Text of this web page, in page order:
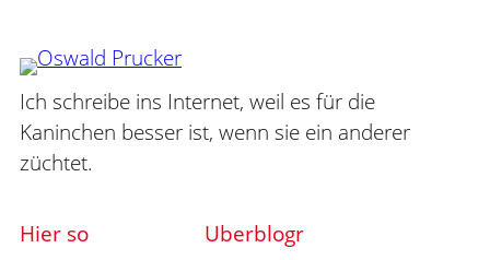
Ich schreibe ins Internet, weil es für die
Kaninchen besser ist, wenn sie ein anderer
züchtet.
Hier so Uberblogr